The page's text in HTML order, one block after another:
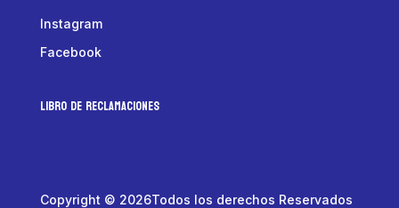
Instagram
Facebook
LIBRO DE RECLAMACIONES
Copyright © 2026Todos los derechos Reservados